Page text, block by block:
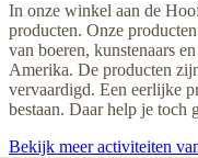
In onze winkel aan de
producten. Onze
van boeren, kunstenaars
Amerika. De producten
vervaardigd. Een eerlijke
bestaan. Daar help je toch
Bekijk meer activiteiten